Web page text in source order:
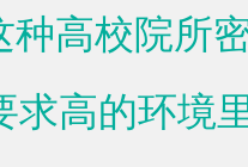
种高校院所
求高的环境